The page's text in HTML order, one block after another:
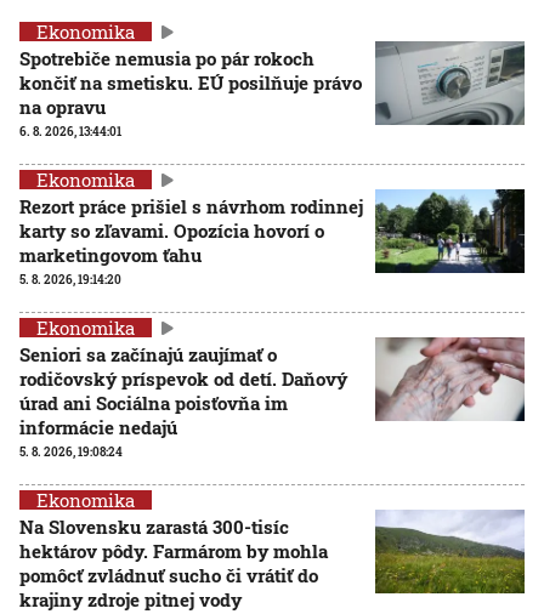
Ekonomika
Spotrebiče nemusia po pár rokoch
končiť na smetisku. EÚ posilňuje právo
na opravu
6. 8. 2026, 13:44:01
Ekonomika
Rezort práce prišiel s návrhom rodinnej
karty so zľavami. Opozícia hovorí o
marketingovom ťahu
5. 8. 2026, 19:14:20
Ekonomika
Seniori sa začínajú zaujímať o
rodičovský príspevok od detí. Daňový
úrad ani Sociálna poisťovňa im
informácie nedajú
5. 8. 2026, 19:08:24
Ekonomika
Na Slovensku zarastá 300-tisíc
hektárov pôdy. Farmárom by mohla
pomôcť zvládnuť sucho či vrátiť do
krajiny zdroje pitnej vody